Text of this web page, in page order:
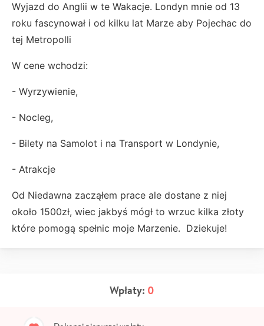
Wyjazd do Anglii w te Wakacje. Londyn mnie od 13
roku fascynował i od kilku lat Marze aby Pojechac do
tej Metropolli
W cene wchodzi:
- Wyrzywienie,
- Nocleg,
- Bilety na Samolot i na Transport w Londynie,
- Atrakcje
Od Niedawna zacząłem prace ale dostane z niej
około 1500zł, wiec jakbyś mógł to wrzuc kilka złoty
które pomogą spełnic moje Marzenie. Dziekuje!
Wpłaty: 0